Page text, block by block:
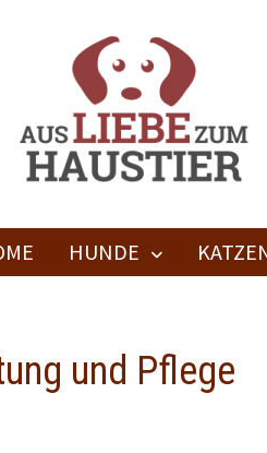
HUNDE
und Pflege